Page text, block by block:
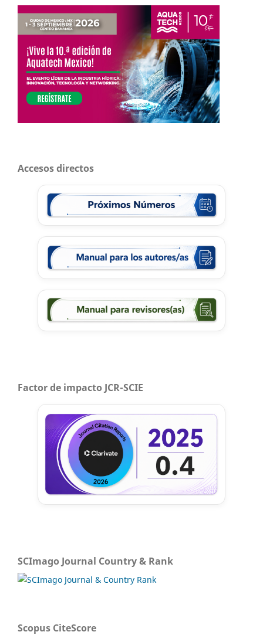
Accesos directos
Factor de impacto JCR-SCIE
SCImago Journal Country & Rank
Scopus CiteScore